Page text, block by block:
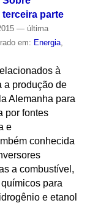
terceira parte
— última
em: Energia,
à
a produção de
Alemanha para
por fontes
e
conhecida
a combustível,
para
e etanol